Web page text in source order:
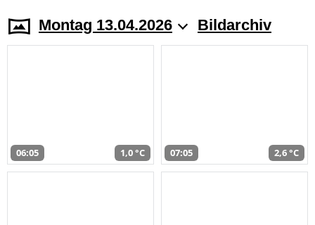
Montag 13.04.2026 Bildarchiv
06:05 1,0 °C 07:05 2,6 °C